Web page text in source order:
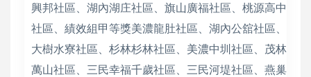
興邦社區、湖內湖庄社區、旗山廣福社區、桃源高中
社區、績效組甲等獎美濃龍肚社區、湖內公舘社區、
大樹水寮社區、杉林杉林社區、美濃中圳社區、茂林
萬山社區、三民幸福千歲社區、三民河堤社區、燕巢